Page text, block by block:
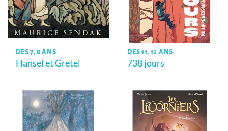
DÈS 7, 8 ANS
Hansel et Gretel
DÈS 11, 12 ANS
738 jours